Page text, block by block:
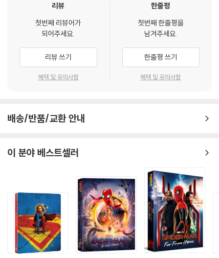
리뷰
첫번째 리뷰어가
되어주세요.
리뷰 쓰기
혜택 및 유의사항
한줄평
첫번째 한줄평을
남겨주세요.
한줄평 쓰기
혜택 및 유의사항
배송/반품/교환 안내
이 분야 베스트셀러